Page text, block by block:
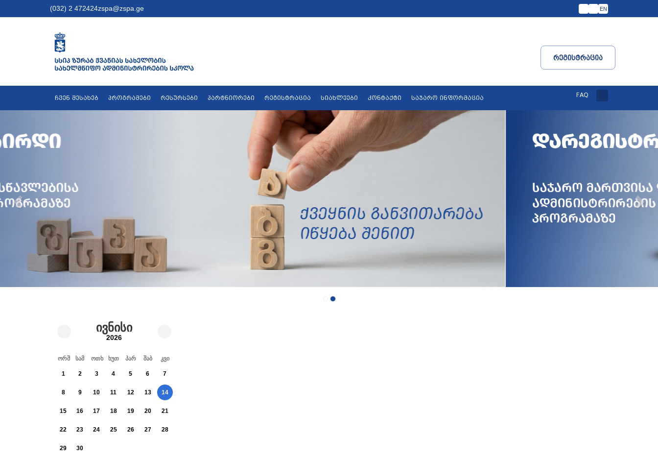
(032) 2 472424zspa@zspa.ge EN
Რეგისტრაცია
ჩვენ შესახებ პროგრამები რესურსები პარტნიორები რეგისტრაცია სიახლეები კონტაქტი საჯარო ინფორმაცია FAQ
ივნისი
2026
ორშ სამ ოთხ ხუთ პარ შაბ კვი
1 2 3 4 5 6 7
8 9 10 11 12 13 14
15 16 17 18 19 20 21
22 23 24 25 26 27 28
29 30